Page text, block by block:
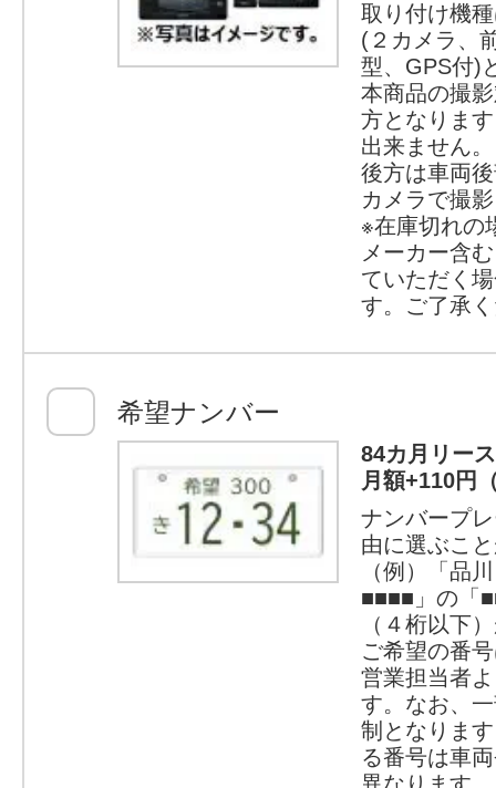
取り付け機
(２カメラ、
型、GPS付)
本商品の撮
方となりま
出来ません。
後方は車両
カメラで撮
※在庫切れの
メーカー含
ていただく
す。ご了承
希望ナンバー
84カ月リー
月額+110円
ナンバープ
由に選ぶこ
（例）「品
■■■■」の「
（４桁以下
ご希望の番
営業担当者
す。なお、
制となりま
る番号は車